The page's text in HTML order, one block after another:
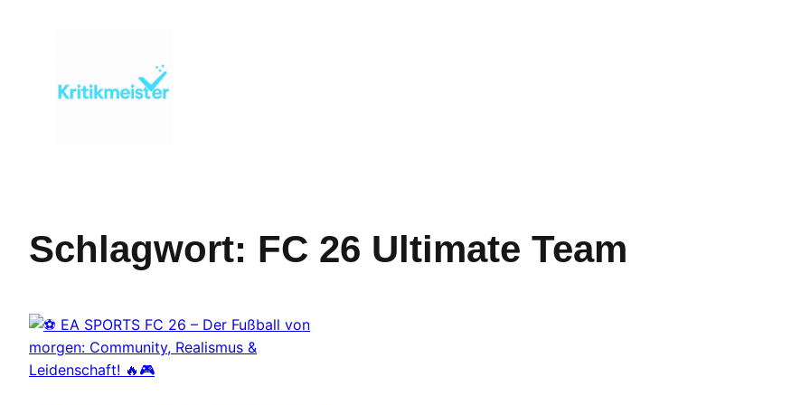
Schlagwort: FC 26 Ultimate Team